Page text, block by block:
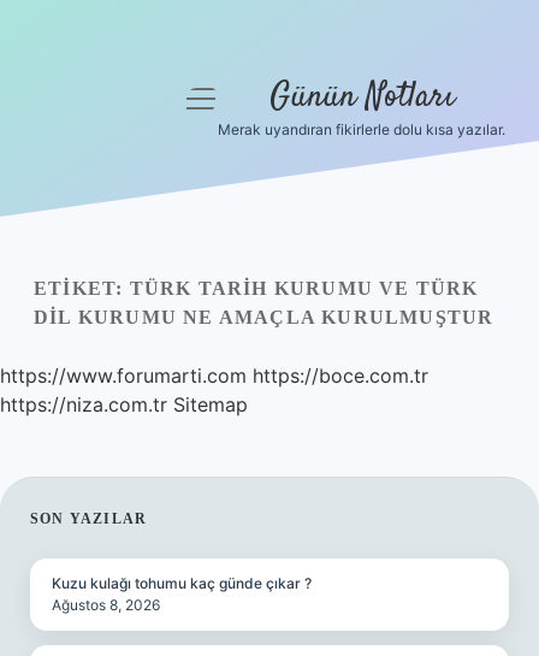
Yasal Uyarı
menüyü
Günün Notları
Merak uyandıran fikirlerle dolu kısa yazılar.
ETIKET: TÜRK TARIH KURUMU VE TÜRK
DIL KURUMU NE AMAÇLA KURULMUŞTUR
https://www.forumarti.com https://boce.com.tr
https://niza.com.tr Sitemap
SIDEBAR
SON YAZILAR
Kuzu kulağı tohumu kaç günde çıkar ?
Ağustos 8, 2026